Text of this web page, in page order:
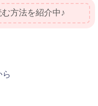
方法を紹介中♪
ら